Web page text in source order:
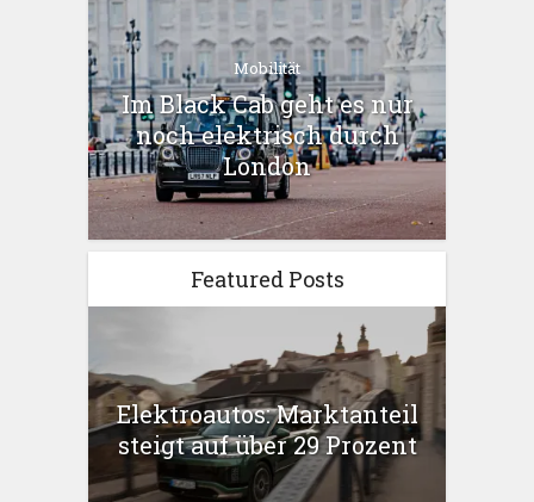
Mobilität
Im Black Cab geht es nur
noch elektrisch durch
London
Featured Posts
Elektroautos: Marktanteil
steigt auf über 29 Prozent